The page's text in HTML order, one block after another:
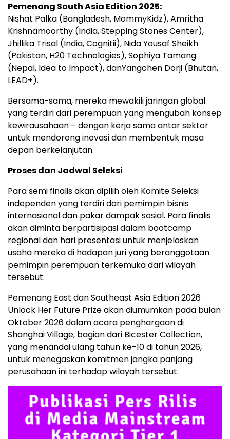
Pemenang South Asia Edition 2025:
Nishat Palka (Bangladesh, MommyKidz), Amritha
Krishnamoorthy (India, Stepping Stones Center),
Jhillika Trisal (India, Cognitii), Nida Yousaf Sheikh
(Pakistan, H20 Technologies), Sophiya Tamang
(Nepal, Idea to Impact), danYangchen Dorji (Bhutan,
LEAD+).
Bersama-sama, mereka mewakili jaringan global
yang terdiri dari perempuan yang mengubah konsep
kewirausahaan – dengan kerja sama antar sektor
untuk mendorong inovasi dan membentuk masa
depan berkelanjutan.
Proses dan Jadwal Seleksi
Para semi finalis akan dipilih oleh Komite Seleksi
independen yang terdiri dari pemimpin bisnis
internasional dan pakar dampak sosial. Para finalis
akan diminta berpartisipasi dalam bootcamp
regional dan hari presentasi untuk menjelaskan
usaha mereka di hadapan juri yang beranggotaan
pemimpin perempuan terkemuka dari wilayah
tersebut.
Pemenang East dan Southeast Asia Edition 2026
Unlock Her Future Prize akan diumumkan pada bulan
Oktober 2026 dalam acara penghargaan di
Shanghai Village, bagian dari Bicester Collection,
yang menandai ulang tahun ke-10 di tahun 2026,
untuk menegaskan komitmen jangka panjang
perusahaan ini terhadap wilayah tersebut.